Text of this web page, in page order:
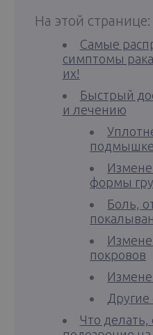
На этой странице:
Самые
симптомы
их!
Быстрый
и лечению
подмышке
формы
Боль,
покровов
Что делать,